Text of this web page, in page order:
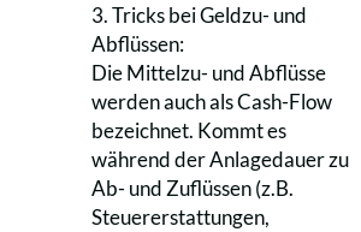
3. Tricks bei Geldzu- und
Abflüssen:
Die Mittelzu- und Abflüsse
werden auch als Cash-Flow
bezeichnet. Kommt es
während der Anlagedauer zu
Ab- und Zuflüssen (z.B.
Steuererstattungen,